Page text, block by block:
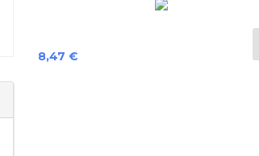
Preis
8,47 €